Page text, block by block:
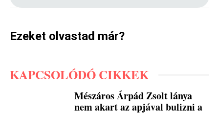
Ezeket olvastad már?
KAPCSOLÓDÓ CIKKEK
Mészáros Árpád Zsolt lánya
nem akart az apjával bulizni a